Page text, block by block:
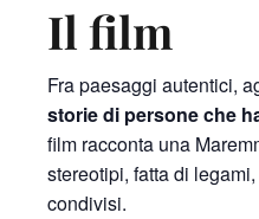
Il film
Fra paesaggi autentici,
storie di persone che
film racconta una
stereotipi, fatta di
condivisi.